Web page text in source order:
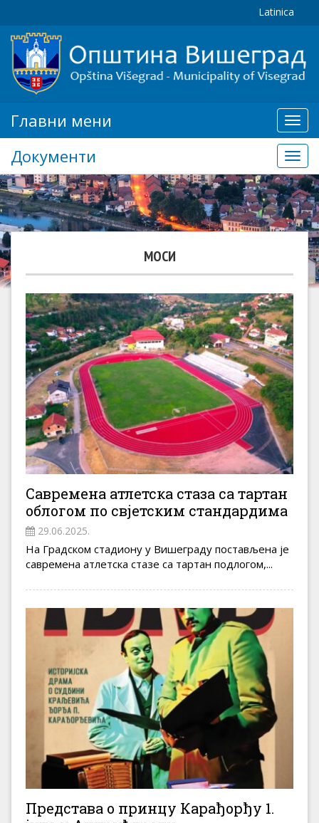
Latinica
мени
Главни мени
Документи
МОСИ
Савремена атлетска стаза са тартан
облогом пo свјетским стандардима
29.06.2025.
На Градском стадиону у Вишеграду постављена је
савремена атлетска стазе са тартан подлогом,...
Представа о принцу Карађорђу 1.